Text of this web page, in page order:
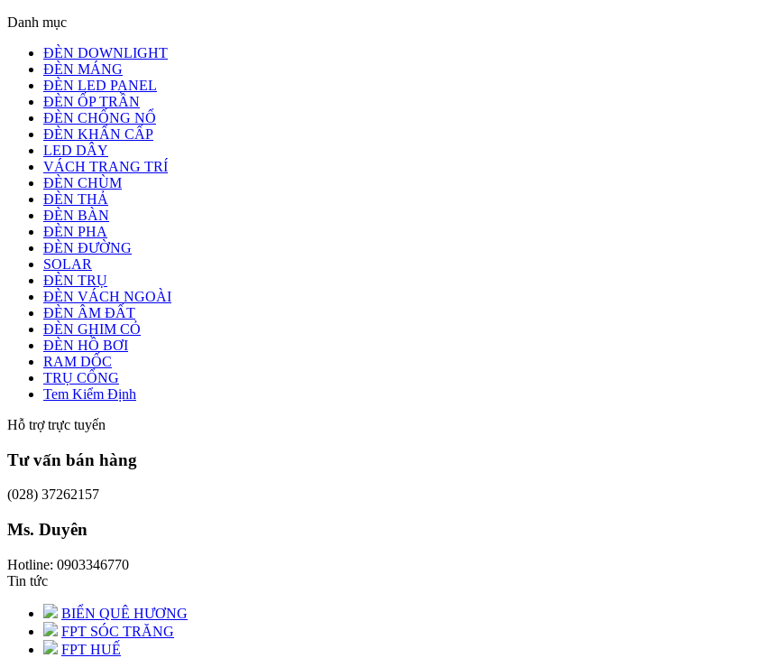
Danh mục
ĐÈN DOWNLIGHT
ĐÈN MÁNG
ĐÈN LED PANEL
ĐÈN ỐP TRẦN
ĐÈN CHỐNG NỔ
ĐÈN KHẨN CẤP
LED DÂY
VÁCH TRANG TRÍ
ĐÈN CHÙM
ĐÈN THẢ
ĐÈN BÀN
ĐÈN PHA
ĐÈN ĐƯỜNG
SOLAR
ĐÈN TRỤ
ĐÈN VÁCH NGOÀI
ĐÈN ÂM ĐẤT
ĐÈN GHIM CỎ
ĐÈN HỒ BƠI
RAM DỐC
TRỤ CỔNG
Tem Kiểm Định
Hỗ trợ trực tuyến
Tư vấn bán hàng
(028) 37262157
Ms. Duyên
Hotline: 0903346770
Tin tức
BIỂN QUÊ HƯƠNG
FPT SÓC TRĂNG
FPT HUẾ